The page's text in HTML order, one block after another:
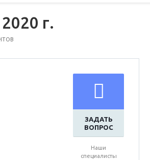
г.
ЗАДАТЬ
ВОПРОС
Наши
специалисты